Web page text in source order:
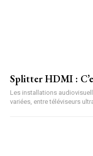
Splitter HDMI :
Les installations
variées, entre téléviseurs